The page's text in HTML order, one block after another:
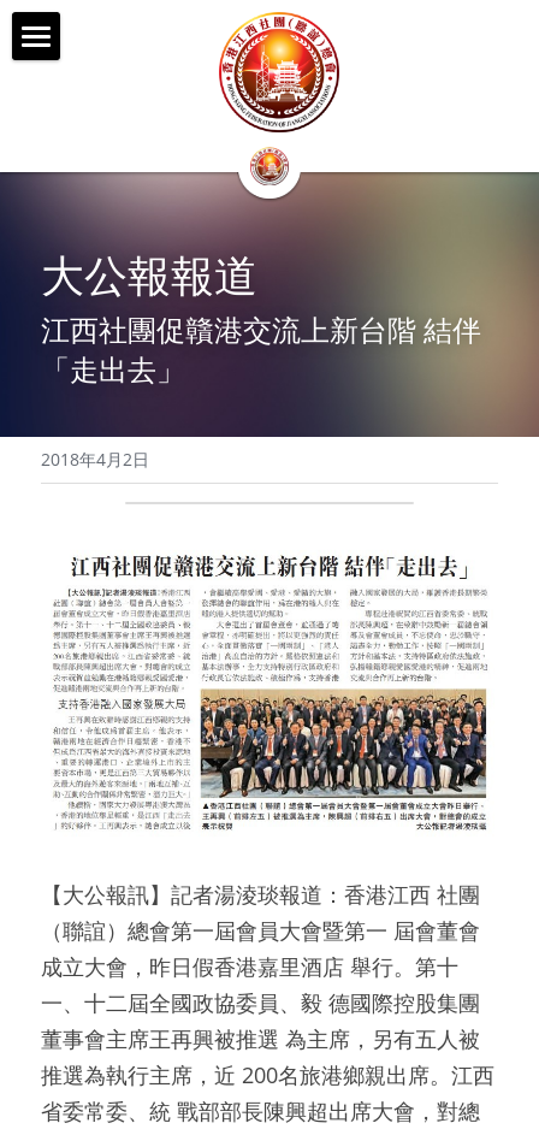
榮譽及名譽職銜芳名
第一屆會董會組織架構
第二屆會董會組織架構
新聞媒體
美麗江西
大公報報道
江西社團促贛港交流上新台階 結伴
「走出去」
2018年4月2日
【大公報訊】記者湯淩琰報道：香港江西 社團
（聯誼）總會第一屆會員大會暨第一 屆會董會
成立大會，昨日假香港嘉里酒店 舉行。第十
一、十二屆全國政協委員、毅 德國際控股集團
董事會主席王再興被推選 為主席，另有五人被
推選為執行主席，近 200名旅港鄉親出席。江西
省委常委、統 戰部部長陳興超出席大會，對總